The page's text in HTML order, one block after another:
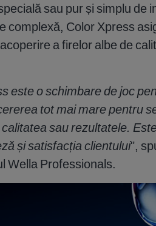
sau pur și simplu
complexă, Color Xpress
a firelor albe de
este o schimbare de joc
tot mai mare pentru
sau rezultatele.
și satisfacția clientului",
Wella Professionals.